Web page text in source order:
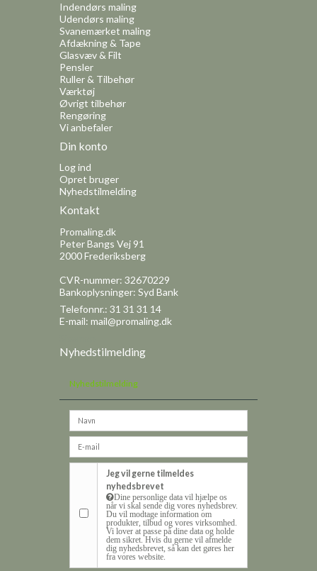
Indendørs maling
Udendørs maling
Svanemærket maling
Afdækning & Tape
Glasvæv & Filt
Pensler
Ruller & Tilbehør
Værktøj
Øvrigt tilbehør
Rengøring
Vi anbefaler
Din konto
Log ind
Opret bruger
Nyhedstilmelding
Kontakt
Promaling.dk
Peter Bangs Vej 91
2000 Frederiksberg
CVR-nummer: 32670229
Bankoplysninger: Syd Bank
Telefonnr.: 31 31 31 14
E-mail: mail@promaling.dk
Nyhedstilmelding
Nyhedstilmelding
Jeg vil gerne tilmeldes
nyhedsbrevet
Dine personlige data vil hjælpe os
når vi skal sende dig vores nyhedsbrev.
Du vil modtage information om
produkter, tilbud og vores virksomhed.
Vi lover at passe på dine data og holde
dem sikret. Hvis du gerne vil afmelde
dig nyhedsbrevet, så kan det gøres her
fra vores website.